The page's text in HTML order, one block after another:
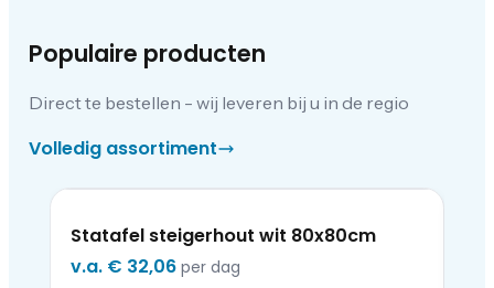
Populaire producten
Direct te bestellen - wij leveren bij u in de regio
Volledig assortiment
Statafel steigerhout wit 80x80cm
v.a. € 32,06 per dag